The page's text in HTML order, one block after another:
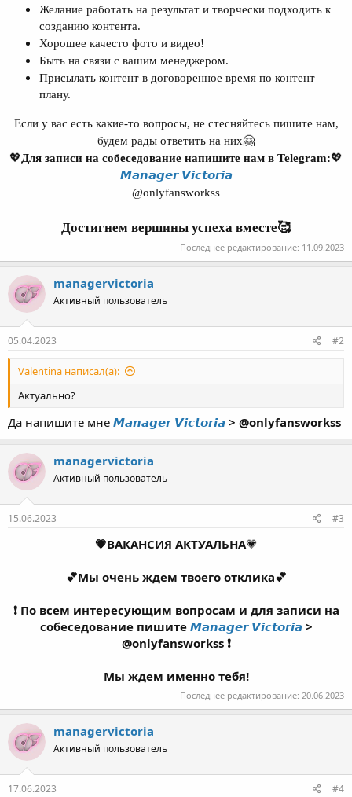
Желание работать на результат и творчески подходить к
созданию контента.​
Хорошее качесто фото и видео!​
Быть на связи с вашим менеджером.​
Присылать контент в договоренное время по контент
плану.​
Если у вас есть какие-то вопросы, не стесняйтесь пишите нам,
будем рады ответить на них🤗
💖Для записи на собеседование напишите нам в Telegram:💖
𝙈𝙖𝙣𝙖𝙜𝙚𝙧 𝙑𝙞𝙘𝙩𝙤𝙧𝙞𝙖
@onlyfansworkss
Достигнем вершины успеха вместе🥰
Последнее редактирование: 11.09.2023
managervictoria
Активный пользователь
05.04.2023 #2
Valentina написал(а):
Актуально?
Да напишите мне 𝙈𝙖𝙣𝙖𝙜𝙚𝙧 𝙑𝙞𝙘𝙩𝙤𝙧𝙞𝙖 > @onlyfansworkss
managervictoria
Активный пользователь
15.06.2023 #3
💗ВАКАНСИЯ АКТУАЛЬНА💗
💕Мы очень ждем твоего отклика💕
❗ По всем интересующим вопросам и для записи на
собеседование пишите 𝙈𝙖𝙣𝙖𝙜𝙚𝙧 𝙑𝙞𝙘𝙩𝙤𝙧𝙞𝙖>
@onlyfansworkss ❗
Мы ждем именно тебя!
Последнее редактирование: 20.06.2023
managervictoria
Активный пользователь
17.06.2023 #4